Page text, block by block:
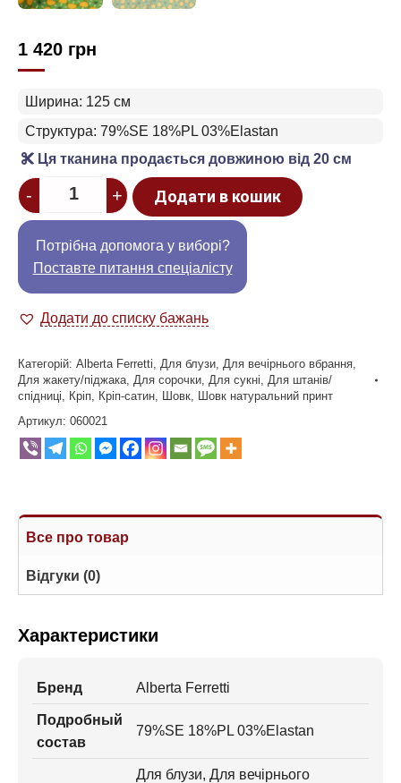
1 420 грн
Ширина: 125 см
Структура: 79%SE 18%PL 03%Elastan
Ця тканина продається довжиною від 20 см
Quantity
- + Додати в кошик
Потрібна допомога у виборі?
Поставте питання спеціалісту
Додати до списку бажань
Категорій: Alberta Ferretti Для блузи Для вечірнього вбрання
Для жакету/піджака Для сорочки Для сукні
Для штанів/
спідниці
Кріп Кріп-сатин Шовк Шовк натуральний принт
Артикул: 060021
Все про товар
Відгуки (0)
Характеристики
Бренд Alberta Ferretti
Подробный
состав
79%SE 18%PL 03%Elastan
Для блузи, Для вечірнього